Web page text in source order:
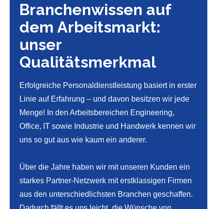
Branchenwissen auf
dem Arbeitsmarkt:
unser
Qualitätsmerkmal
Erfolgreiche Personaldienstleistung basiert in erster
Linie auf Erfahrung – und davon besitzen wir jede
Menge! In den Arbeitsbereichen Engineering,
Office, IT sowie Industrie und Handwerk kennen wir
uns so gut aus wie kaum ein anderer.
Über die Jahre haben wir mit unseren Kunden ein
starkes Partner-Netzwerk mit erstklassigen Firmen
aus den unterschiedlichsten Branchen geschaffen.